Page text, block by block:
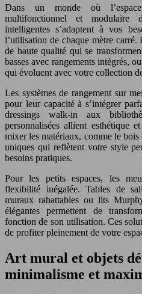
Dans un monde où
multifonctionnel et modulaire
intelligentes s’adaptent à vos
l’utilisation de chaque mètre carré.
de haute qualité qui se
basses avec rangements intégrés,
qui évoluent avec votre collection
Les systèmes de rangement sur
pour leur capacité à s’intégrer
dressings walk-in aux
personnalisées allient esthétique
mixer les matériaux, comme le bois
uniques qui reflètent votre style
besoins pratiques.
Pour les petits espaces, les
flexibilité inégalée. Tables de
muraux rabattables ou lits
élégantes permettent de
fonction de son utilisation. Ces
de profiter pleinement de votre
Art mural et objets
minimalisme et